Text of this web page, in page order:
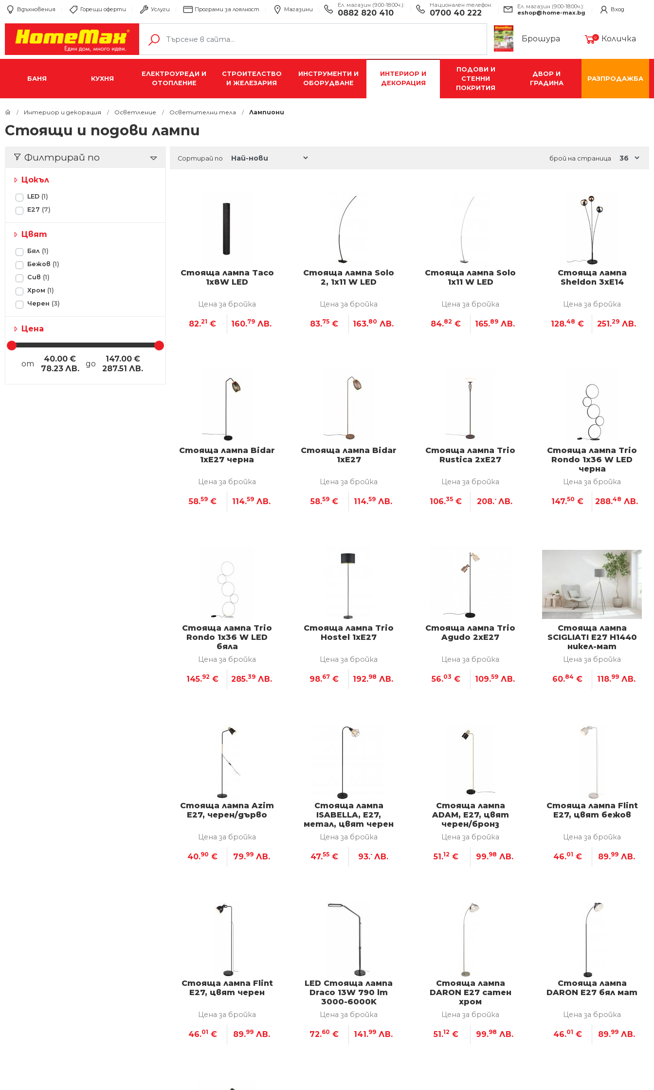
Вдъхновения Горещи оферти Услуги Програми за лоялност Магазини
Ел. магазин (9:00-18:00ч.):
0882 820 410
Национален телефон:
0700 40 222
Ел. магазин (9:00-18:00ч.):
eshop@home-max.bg
Вход
Брошура 0 Количка
БАНЯ КУХНЯ
ЕЛЕКТРОУРЕДИ И
ОТОПЛЕНИЕ
СТРОИТЕЛСТВО
И ЖЕЛЕЗАРИЯ
ИНСТРУМЕНТИ И
ОБОРУДВАНЕ
ИНТЕРИОР И
ДЕКОРАЦИЯ
ПОДОВИ И
СТЕННИ
ПОКРИТИЯ
ДВОР И
ГРАДИНА
РАЗПРОДАЖБА
Интериор и декорация Осветление Осветителни тела Лампиони
Стоящи и подови лампи
Филтрирай по
Цокъл
LED (1)
E27 (7)
Цвят
Бял (1)
Бежов (1)
Сив (1)
Хром (1)
Черен (3)
Цена
от
40.00 €
78.23 ЛВ.
до
147.00 €
287.51 ЛВ.
Сортирай по брой на страница
Стояща лампа Taco
1x8W LED
Цена за бройка
82.21 € 160.79 ЛВ.
Стояща лампа Solo
2, 1x11 W LED
Цена за бройка
83.75 € 163.80 ЛВ.
Стояща лампа Solo
1x11 W LED
Цена за бройка
84.82 € 165.89 ЛВ.
Стояща лампа
Sheldon 3xE14
Цена за бройка
128.48 € 251.29 ЛВ.
Стояща лампа Bidar
1xE27 черна
Цена за бройка
58.59 € 114.59 ЛВ.
Стояща лампа Bidar
1xE27
Цена за бройка
58.59 € 114.59 ЛВ.
Стояща лампа Trio
Rustica 2xE27
Цена за бройка
106.35 € 208.- ЛВ.
Стояща лампа Trio
Rondo 1x36 W LED
черна
Цена за бройка
147.50 € 288.48 ЛВ.
Стояща лампа Trio
Rondo 1x36 W LED
бяла
Цена за бройка
145.92 € 285.39 ЛВ.
Стояща лампа Trio
Hostel 1xE27
Цена за бройка
98.67 € 192.98 ЛВ.
Стояща лампа Trio
Agudo 2xE27
Цена за бройка
56.03 € 109.59 ЛВ.
Стояща лампа
SCIGLIATI Е27 H1440
никел-мат
Цена за бройка
60.84 € 118.99 ЛВ.
Стояща лампа Azim
E27, черен/дърво
Цена за бройка
40.90 € 79.99 ЛВ.
Стояща лампа
ISABELLA, Е27,
метал, цвят черен
Цена за бройка
47.55 € 93.- ЛВ.
Стояща лампа
ADAM, E27, цвят
черен/бронз
Цена за бройка
51.12 € 99.98 ЛВ.
Стояща лампа Flint
E27, цвят бежов
Цена за бройка
46.01 € 89.99 ЛВ.
Стояща лампа Flint
E27, цвят черен
Цена за бройка
46.01 € 89.99 ЛВ.
LED Стояща лампа
Draco 13W 790 lm
3000-6000K
Цена за бройка
72.60 € 141.99 ЛВ.
Стояща лампа
DARON Е27 сатен
хром
Цена за бройка
51.12 € 99.98 ЛВ.
Стояща лампа
DARON Е27 бял мат
Цена за бройка
46.01 € 89.99 ЛВ.